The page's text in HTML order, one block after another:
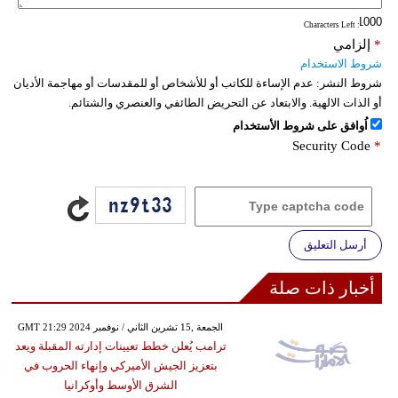
: Characters Left
إلزامي *
شروط الاستخدام
شروط النشر: عدم الإساءة للكاتب أو للأشخاص أو للمقدسات أو مهاجمة الأديان
أو الذات الالهية. والابتعاد عن التحريض الطائفي والعنصري والشتائم.
اُوافق على شروط الأستخدام
Security Code *
أرسل التعليق
أخبار ذات صلة
GMT 21:29 2024 الجمعة ,15 تشرين الثاني / نوفمبر
ترامب يُعلن خطط تعيينات إدارته المقبلة ويعد
بتعزيز الجيش الأميركي وإنهاء الحروب في
الشرق الأوسط وأوكرانيا